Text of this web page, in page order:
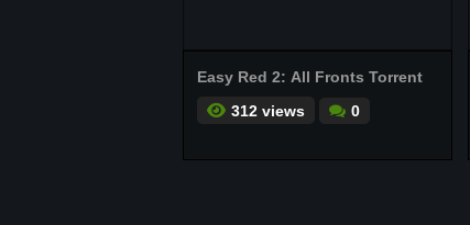
Easy Red 2: All Fronts Torrent
312 views
0